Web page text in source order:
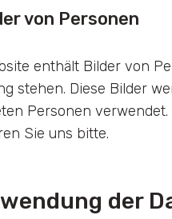
von Personen
enthält Bilder von
stehen. Diese Bilder
Personen
Sie uns bitte.
der